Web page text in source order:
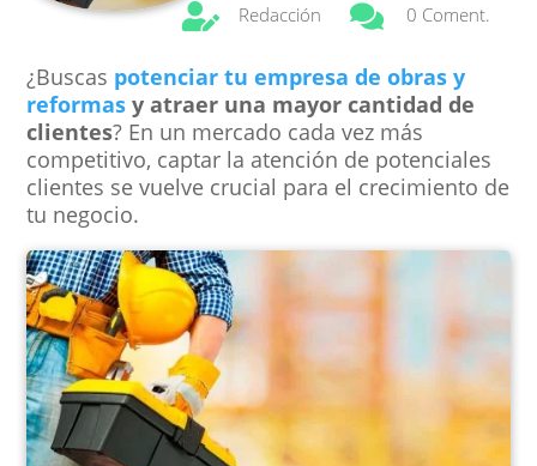
 Redacción  0 Coment.
¿Buscas potenciar tu empresa de obras y
reformas y atraer una mayor cantidad de
clientes? En un mercado cada vez más
competitivo, captar la atención de potenciales
clientes se vuelve crucial para el crecimiento de
tu negocio.